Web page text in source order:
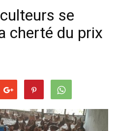
se
cherté du prix